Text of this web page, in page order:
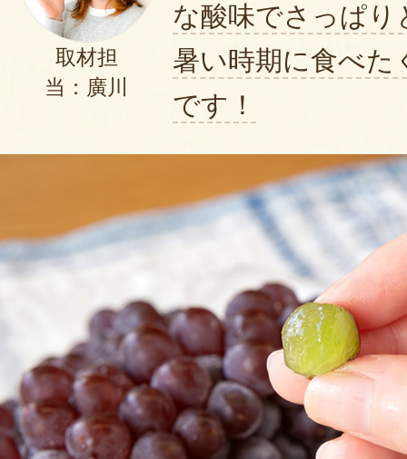
取材担
当：廣川
な酸味でさっぱり
暑い時期に食べた
です！